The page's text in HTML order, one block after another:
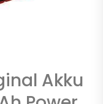
Akku